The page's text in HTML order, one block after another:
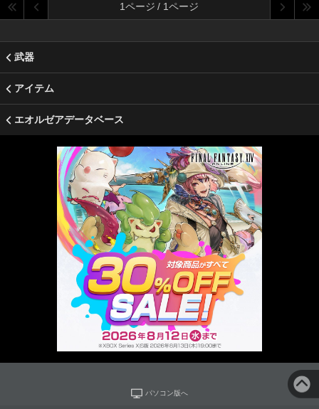
1ページ / 1ページ
武器
アイテム
エオルゼアデータベース
パソコン版へ